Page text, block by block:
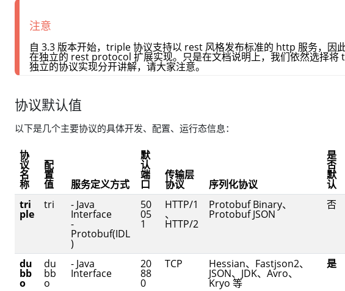
注意
自 3.3 版本开始，triple 协议支持以 rest 风格发布标准的 http 服务，因
在独立的 rest protocol 扩展实现。只是在文档说明上，我们依然选择将
独立的协议实现分开讲解，请大家注意。
协议默认值
以下是几个主要协议的具体开发、配置、运行态信息：
协
议
名
称
配
置
值 服务定义方式
默
认
端
口
传输层
协议 序列化协议
是
否
默
认
tri
ple
tri - Java
Interface
-
Protobuf(IDL
)
50
05
1
HTTP/1
、
HTTP/2
Protobuf Binary、
Protobuf JSON
否
du
bb
o
du
bb
o
- Java
Interface
20
88
0
TCP Hessian、Fastjson2、
JSON、JDK、Avro、
Kryo 等
是